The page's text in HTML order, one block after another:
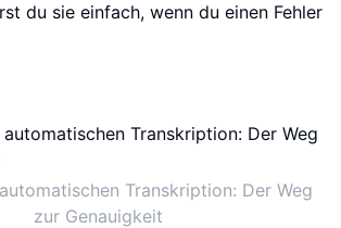
du sie einfach, wenn du einen Fehler
Transkription: Der Weg
zur Genauigkeit